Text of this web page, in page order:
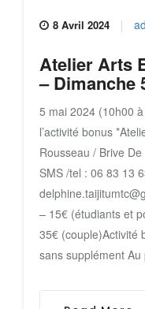
8 Avril 2024
Atelier Arts
– Dimanche
5 mai 2024 (10h00
l’activité bonus
Rousseau / Brive
SMS /tel : 06 83 13
– 15€ (étudiants et
35€ (couple)Activité
sans supplément